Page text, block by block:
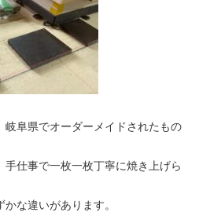
岐阜県でオーダーメイドされたもの
仕事で一枚一枚丁寧に焼き上げら
な違いがあります。